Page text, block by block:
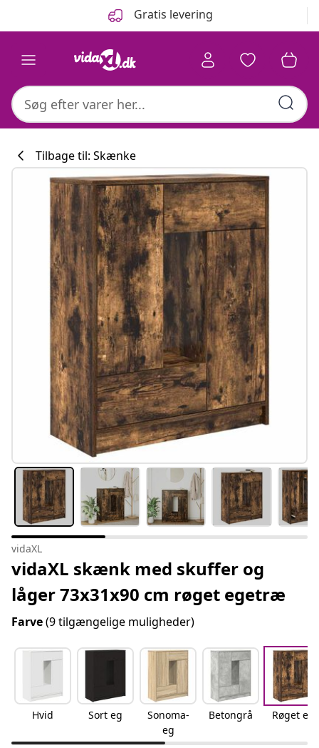
Gratis levering
#sharemevidaxl
Tilbage til: Skænke
vidaXL
vidaXL skænk med skuffer og
låger 73x31x90 cm røget egetræ
Farve(9 tilgængelige muligheder)
Hvid Sort eg
Sonoma-
eg
Betongrå Røget eg